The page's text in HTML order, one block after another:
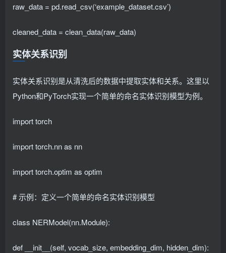
raw_data = pd.read_csv(‘example_dataset.csv’)
cleaned_data = clean_data(raw_data)
实体关系识别
实体关系识别是从清洗后的数据中提取实体和关系。这里以
Python和PyTorch实现一个简单的命名实体识别模型为例。
import torch
import torch.nn as nn
import torch.optim as optim
# 示例：定义一个简单的命名实体识别模型
class NERModel(nn.Module):
def __init__(self, vocab_size, embedding_dim, hidden_dim):